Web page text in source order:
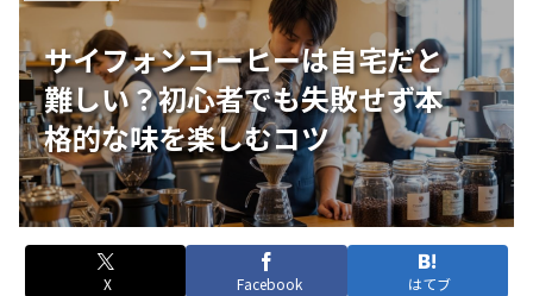
サイフォンコーヒーは自宅だと
難しい？初心者でも失敗せず本
格的な味を楽しむコツ
X Facebook はてブ